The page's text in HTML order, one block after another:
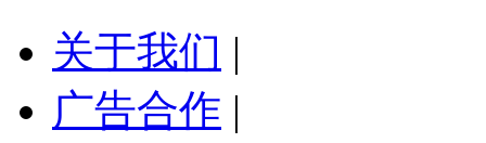
关于我们 |
广告合作 |